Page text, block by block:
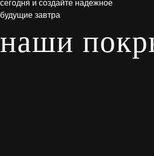
сегодня и создайте надежное
будущие завтра
наши